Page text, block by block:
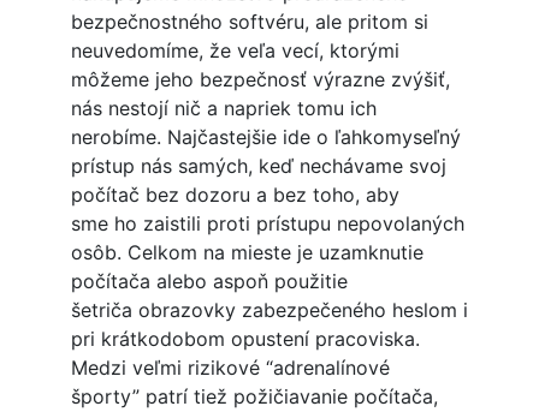
bezpečnostného softvéru, ale pritom si
neuvedomíme, že veľa vecí, ktorými
môžeme jeho bezpečnosť výrazne zvýšiť,
nás nestojí nič a napriek tomu ich
nerobíme. Najčastejšie ide o ľahkomyseľný
prístup nás samých, keď nechávame svoj
počítač bez dozoru a bez toho, aby
sme ho zaistili proti prístupu nepovolaných
osôb. Celkom na mieste je uzamknutie
počítača alebo aspoň použitie
šetriča obrazovky zabezpečeného heslom i
pri krátkodobom opustení pracoviska.
Medzi veľmi rizikové “adrenalínové
športy” patrí tiež požičiavanie počítača,